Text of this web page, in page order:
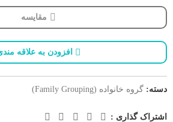
مقایسه
افزودن به علاقه
دسته: گروه خانواده (Family Grouping)
اشتراک گذاری :